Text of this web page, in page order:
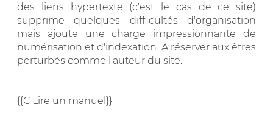
des liens hypertexte (c'est le cas de ce site)
supprime quelques difficultés d'organisation
mais ajoute une charge impressionnante de
numérisation et d'indexation. A réserver aux êtres
perturbés comme l'auteur du site.
{{C Lire un manuel}}